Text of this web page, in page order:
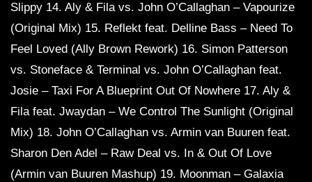
Slippy 14. Aly & Fila vs. John O’Callaghan – Vapourize
(Original Mix) 15. Reflekt feat. Delline Bass – Need To
Feel Loved (Ally Brown Rework) 16. Simon Patterson
vs. Stoneface & Terminal vs. John O’Callaghan feat.
Josie – Taxi For A Blueprint Out Of Nowhere 17. Aly &
Fila feat. Jwaydan – We Control The Sunlight (Original
Mix) 18. John O’Callaghan vs. Armin van Buuren feat.
Sharon Den Adel – Raw Deal vs. In & Out Of Love
(Armin van Buuren Mashup) 19. Moonman – Galaxia